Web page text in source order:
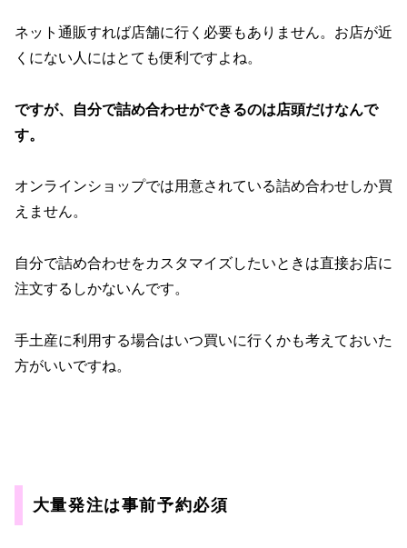
ネット通販すれば店舗に行く必要もありません。お店が近
くにない人にはとても便利ですよね。
ですが、自分で詰め合わせができるのは店頭だけなんで
す。
オンラインショップでは用意されている詰め合わせしか買
えません。
自分で詰め合わせをカスタマイズしたいときは直接お店に
注文するしかないんです。
手土産に利用する場合はいつ買いに行くかも考えておいた
方がいいですね。
大量発注は事前予約必須